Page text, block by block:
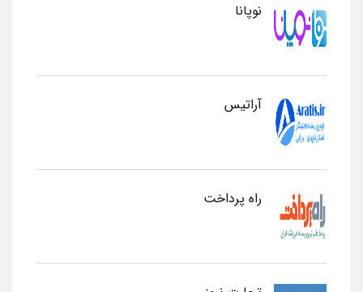
نوپانا
آراتیس
راه پرداخت